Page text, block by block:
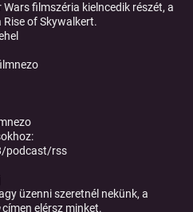
filmszéria kielncedik részét, a
of Skywalkert.
podcast/rss
üzenni szeretnél nekünk, a
címen elérsz minket.